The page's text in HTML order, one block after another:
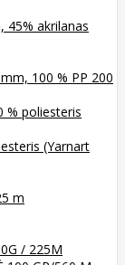
45% akrilanas
100 % PP 200
% poliesteris
(Yarnart
m
/ 225M